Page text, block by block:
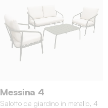
Messina 4
Salotto da giardino in metallo, 4